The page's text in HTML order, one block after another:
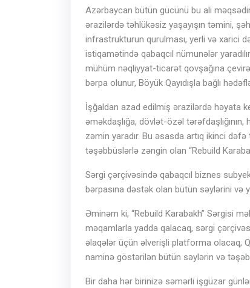
Azərbaycan bütün gücünü bu ali
ərazilərdə təhlükəsiz yaşayışın təmini,
infrastrukturun qurulması, yerli və xarici
istiqamətində qabaqcıl nümunələr
mühüm nəqliyyat-ticarət qovşağına
bərpa olunur, Böyük Qayıdışla bağlı
İşğaldan azad edilmiş ərazilərdə həyata
əməkdaşlığa, dövlət-özəl
zəmin yaradır. Bu əsasda artıq ikinci
təşəbbüslərlə zəngin olan “Rebuild
Sərgi çərçivəsində qabaqcıl biznes
bərpasına dəstək olan bütün səylərini və
Əminəm ki, “Rebuild Karabakh” Sərgisi
məqamlarla yadda qalacaq, sərgi
əlaqələr üçün əlverişli platforma olacaq,
naminə göstərilən bütün səylərin və
Bir daha hər birinizə səmərli işgüzar